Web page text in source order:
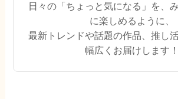
日々の「ちょっと気になる」を、
に楽しめるように、
最新トレンドや話題の作品、推し
幅広くお届けします！